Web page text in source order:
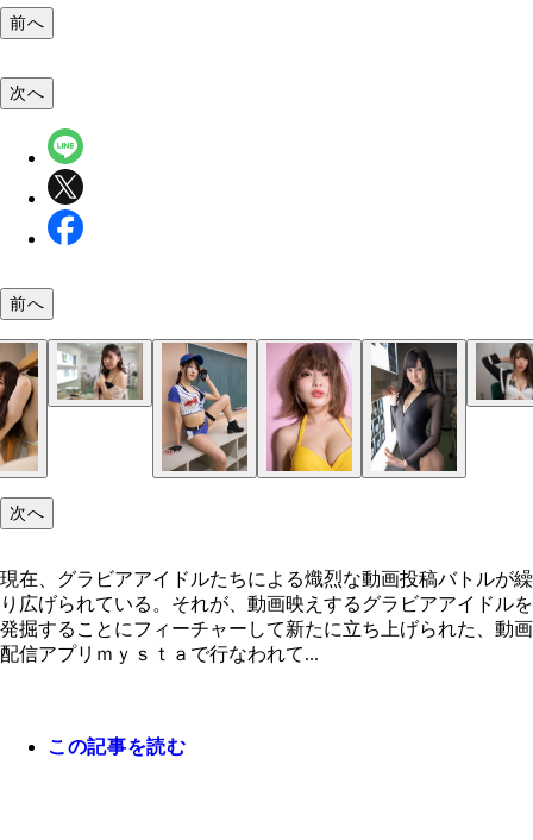
前へ
宇色まりな
麻倉ひな子
次へ
前へ
次へ
現在、グラビアアイドルたちによる熾烈な動画投稿バトルが繰
り広げられている。それが、動画映えするグラビアアイドルを
発掘することにフィーチャーして新たに立ち上げられた、動画
配信アプリｍｙｓｔａで行なわれて...
この記事を読む